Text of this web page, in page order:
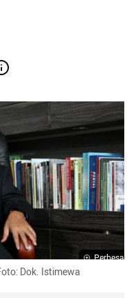
Perbesar
Dok. Istimewa